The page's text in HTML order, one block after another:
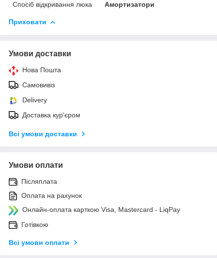
Спосіб відкривання люка
Амортизатори
Приховати
Умови доставки
Нова Пошта
Самовивіз
Delivery
Доставка кур'єром
Всі умови доставки
Умови оплати
Післяплата
Оплата на рахунок
Онлайн-оплата карткою Visa, Mastercard - LiqPay
Готівкою
Всі умови оплати